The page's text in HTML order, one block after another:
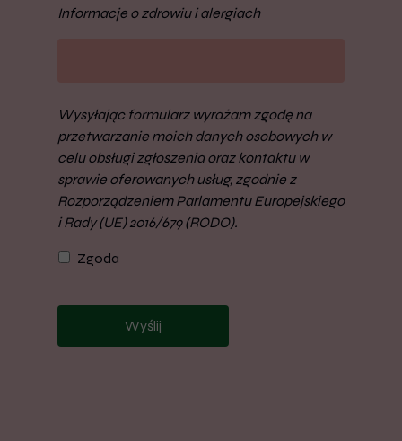
Informacje o zdrowiu i alergiach
Wysyłając formularz wyrażam zgodę na
przetwarzanie moich danych osobowych w
celu obsługi zgłoszenia oraz kontaktu w
sprawie oferowanych usług, zgodnie z
Rozporządzeniem Parlamentu Europejskiego
i Rady (UE) 2016/679 (RODO).
Zgoda
Wyślij